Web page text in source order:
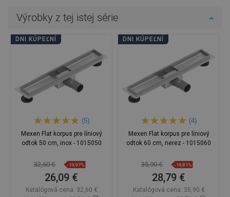
Výrobky z tej istej série
DNI KÚPEĽNÍ
(5)
Mexen Flat korpus pre líniový
odtok 50 cm, inox - 1015050
32,60 € -19,97%
26,09 €
Katalógová cena: 32,60 €
DNI KÚPEĽNÍ
(4)
Mexen Flat korpus pre líniový
odtok 60 cm, nerez - 1015060
35,90 € -19,81%
28,79 €
Katalógová cena: 35,90 €